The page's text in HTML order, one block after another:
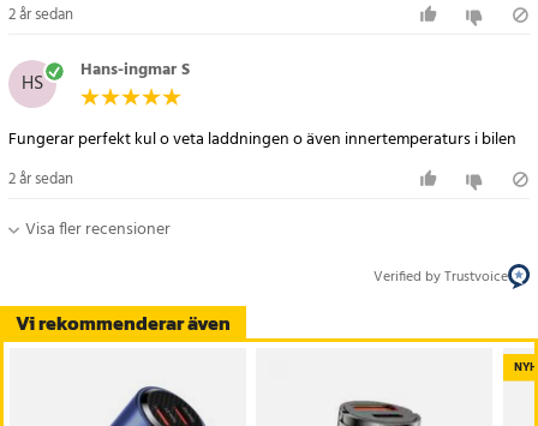
Vi rekommenderar även
2 år sedan
HS Hans-ingmar S
Fungerar perfekt kul o veta laddningen o även innertemperaturs i bilen
2 år sedan
Visa fler recensioner
Verified by Trustvoice